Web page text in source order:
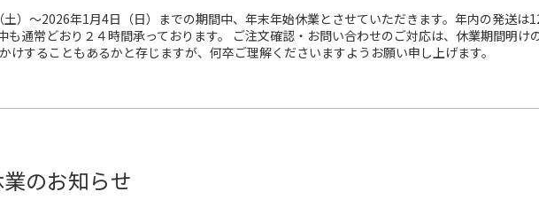
）〜2026年1月4日（日）までの期間中、年末年始休業とさせていただきます。年内の発送は
も通常どおり２４時間承っております。 ご注文確認・お問い合わせのご対応は、休業期間明
けすることもあるかと存じますが、何卒ご理解くださいますようお願い申し上げます。
のお知らせ